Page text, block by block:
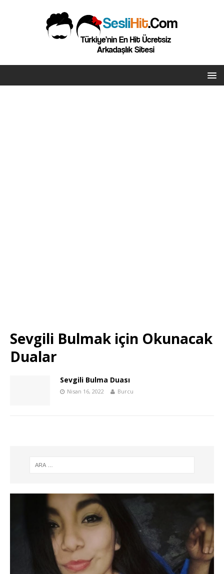
Sevgili Bulmak için Okunacak
Dualar
Sevgili Bulma Duası
Nisan 16, 2022 Burcu